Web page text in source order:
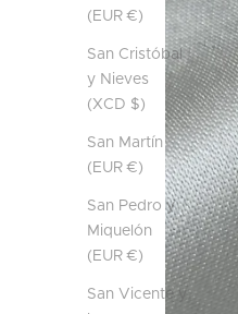
(EUR €)
San Cristóbal
y Nieves
(XCD $)
San Martín
(EUR €)
San Pedro y
Miquelón
(EUR €)
San Vicente y